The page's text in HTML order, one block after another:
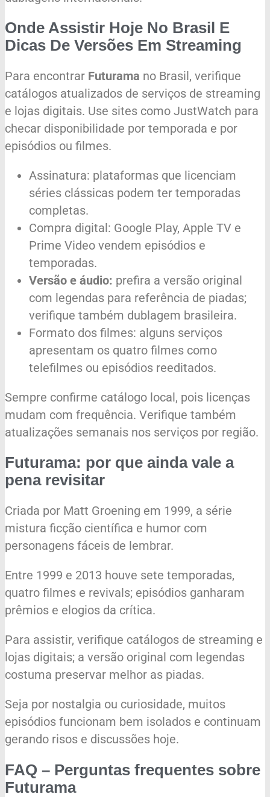
Onde Assistir Hoje No Brasil E
Dicas De Versões Em Streaming
Para encontrar Futurama no Brasil, verifique
catálogos atualizados de serviços de streaming
e lojas digitais. Use sites como JustWatch para
checar disponibilidade por temporada e por
episódios ou filmes.
Assinatura: plataformas que licenciam
séries clássicas podem ter temporadas
completas.
Compra digital: Google Play, Apple TV e
Prime Video vendem episódios e
temporadas.
Versão e áudio: prefira a versão original
com legendas para referência de piadas;
verifique também dublagem brasileira.
Formato dos filmes: alguns serviços
apresentam os quatro filmes como
telefilmes ou episódios reeditados.
Sempre confirme catálogo local, pois licenças
mudam com frequência. Verifique também
atualizações semanais nos serviços por região.
Futurama: por que ainda vale a
pena revisitar
Criada por Matt Groening em 1999, a série
mistura ficção científica e humor com
personagens fáceis de lembrar.
Entre 1999 e 2013 houve sete temporadas,
quatro filmes e revivals; episódios ganharam
prêmios e elogios da crítica.
Para assistir, verifique catálogos de streaming e
lojas digitais; a versão original com legendas
costuma preservar melhor as piadas.
Seja por nostalgia ou curiosidade, muitos
episódios funcionam bem isolados e continuam
gerando risos e discussões hoje.
FAQ – Perguntas frequentes sobre
Futurama